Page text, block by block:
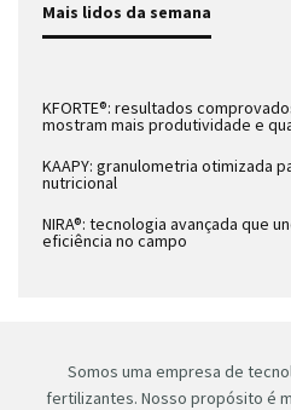
Mais lidos da semana
KFORTE®: resultados
mostram mais produtividade e
KAAPY: granulometria otimizada
nutricional
NIRA®: tecnologia avançada que
eficiência no campo
Somos uma empresa de
fertilizantes. Nosso propósito é